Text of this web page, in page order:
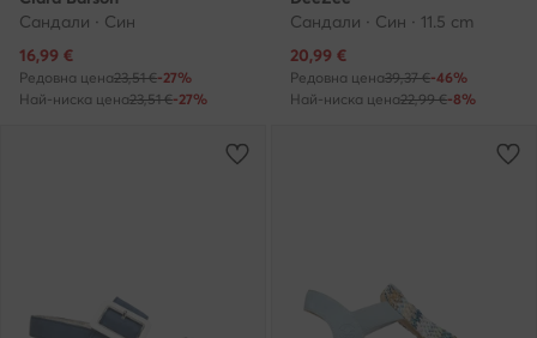
Сандали · Син
Актуална цена
16,99 €
Редовна цена23,51 €-27%
Най-ниска цена23,51 €-27%
Сандали · Син · 11.5 cm
Актуална цена
20,99 €
Редовна цена39,37 €-46%
Най-ниска цена22,99 €-8%